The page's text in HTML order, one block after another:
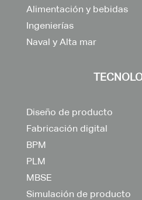
Alimentación y bebidas
Ingenierías
Naval y Alta mar
Diseño de producto
Fabricación digital
BPM
PLM
MBSE
Simulación de producto